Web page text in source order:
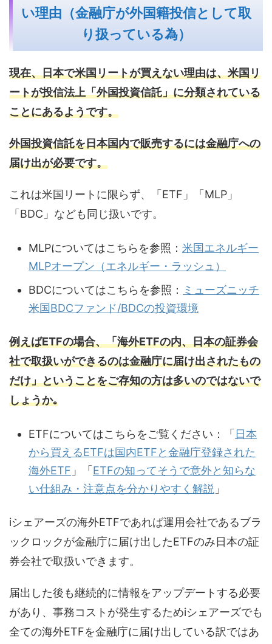
い理由（金融庁が外国籍投信として取
り扱っている為）
現在、日本で米国リートが買えない理由は、米国リ
ートが投信法上「外国投資信託」に分類されている
ことにあるようです。
外国投資信託を日本国内で販売するには金融庁への
届け出が必要です。
これは米国リートに限らず、「ETF」「MLP」
「BDC」なども同じ扱いです。
MLPについてはこちらを参照： 米国エネルギー
MLPオープン（エネルギー・ラッシュ）
BDCについてはこちらを参照： ミューズニッチ
米国BDCファンド/BDCの投資環境
例えばETFの場合、「海外ETFの内、日本の証券会
社で取扱いができるのは金融庁に届け出されたもの
だけ」ということをご存知の方は多いのではないで
しょうか｡
ETFについてはこちらをご覧ください：「日本
から買えるETFは国内ETFと金融庁登録された
海外ETF 」「ETFの知ってそうで意外と知らな
い仕組み・注意点を分かりやすく解説 」
iシェアーズの海外ETFであれば運用会社であるブラ
ックロックが金融庁に届け出したETFのみ日本の証
券会社で取扱いできます。
届出した後も継続的に情報をアップデートする必要
があり、事務コストが発生するためiシェアーズでも
全ての海外ETFを金融庁に届け出している訳ではあ